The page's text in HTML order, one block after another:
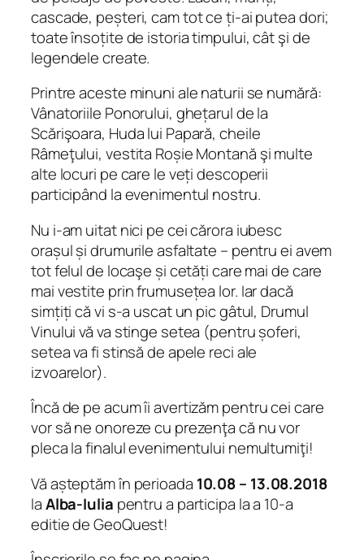
cascade, peșteri, cam tot ce ți-ai putea dori;
toate însoțite de istoria timpului, cât şi de
legendele create.
Printre aceste minuni ale naturii se numără:
Vânatoriile Ponorului, ghețarul de la
Scărişoara, Huda lui Papară, cheile
Râmeţului, vestita Roșie Montană şi multe
alte locuri pe care le veți descoperii
participând la evenimentul nostru.
Nu i-am uitat nici pe cei cărora iubesc
orașul și drumurile asfaltate – pentru ei avem
tot felul de locaşe și cetăți care mai de care
mai vestite prin frumusețea lor. Iar dacă
simțiți că vi s-a uscat un pic gâtul, Drumul
Vinului vă va stinge setea (pentru șoferi,
setea va fi stinsă de apele reci ale
izvoarelor).
Încă de pe acum îi avertizăm pentru cei care
vor să ne onoreze cu prezenţa că nu vor
pleca la finalul evenimentului nemultumiţi!
Vă așteptăm în perioada 10.08 – 13.08.2018
laAlba-Iulia pentru a participa la a 10-a
editie de GeoQuest!